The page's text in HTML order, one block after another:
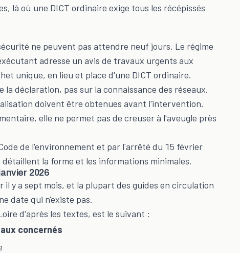
là où une DICT ordinaire exige tous les récépissés
ne peuvent pas attendre neuf jours. Le régime
adresse un avis de travaux urgents aux
unique, en lieu et place d'une DICT ordinaire.
déclaration, pas sur la connaissance des réseaux.
doivent être obtenues avant l'intervention.
elle ne permet pas de creuser à l'aveugle près
de l'environnement et par l'arrêté du 15 février
la forme et les informations minimales.
2026
y a sept mois, et la plupart des guides en circulation
date qui n'existe pas.
d'après les textes, est le suivant :
concernés